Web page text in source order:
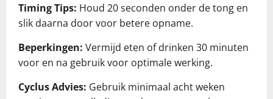
Timing Tips: Houd 20 seconden onder de tong en
slik daarna door voor betere opname.
Beperkingen: Vermijd eten of drinken 30 minuten
voor en na gebruik voor optimale werking.
Cyclus Advies: Gebruik minimaal acht weken